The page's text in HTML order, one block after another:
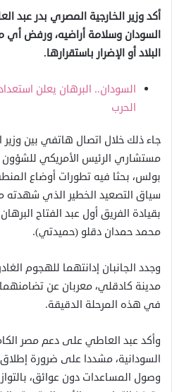
أكد وزير الخارجية المصري بدر عبد
السودان وسلامة أراضيه، ورفض
البلاد أو الإضرار باستقرارها.
السودان.. البرهان يعلن
الحرب
جاء ذلك خلال اتصال هاتفي بين وزير
مستشاري الرئيس الأمريكي للشؤون
بولس، بحثا فيه تطورات أوضاع
سياق التصعيد الخطير الذي شهدته
بقيادة الفريق أول عبد الفتاح
محمد حمدان دقلو (حميدتي).
وجدد الجانبان إدانتهما للهجوم
مدينة كادقلي، معربان عن
في هذه المرحلة الدقيقة.
وأكد عبد العاطي على دعم مصر
السودانية، مشددا على ضرورة
وصول المساعدات دون عوائق،